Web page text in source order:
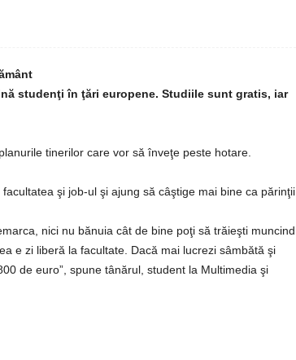
studenţi în ţări europene. Studiile sunt gratis, iar
tinerilor care vor să înveţe peste hotare.
şi job-ul şi ajung să câştige mai bine ca părinţii
nici nu bănuia cât de bine poţi să trăieşti muncind
e zi liberă la facultate. Dacă mai lucrezi sâmbătă şi
de euro”, spune tânărul, student la Multimedia şi